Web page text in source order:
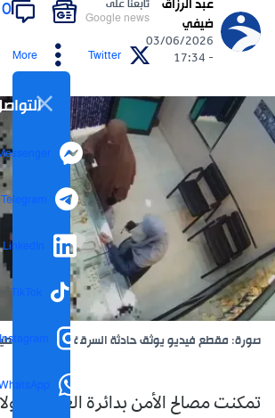
عبد الرزاق
ضيفي
03/06/2026
- 17:34
تابعنا على
Google news
0
Twitter
More
Telegram
LinkedIn
TikTok
Instagram
صورة: مقطع فيديو يوثق حادثة السرقة (أمن ولاية
تمكنت مصالح الأمن بدائرة العلمة في